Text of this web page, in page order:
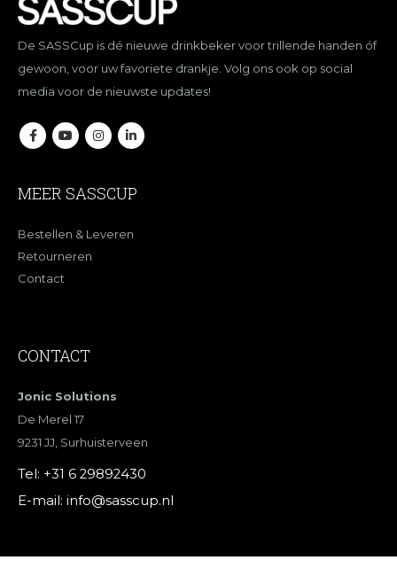
De SASSCup is dé nieuwe drinkbeker voor trillende handen óf
gewoon, voor uw favoriete drankje. Volg ons ook op social
media voor de nieuwste updates!
MEER SASSCUP
Bestellen & Leveren
Retourneren
Contact
CONTACT
Jonic Solutions
De Merel 17
9231 JJ, Surhuisterveen
Tel: +31 6 29892430
E-mail: info@sasscup.nl